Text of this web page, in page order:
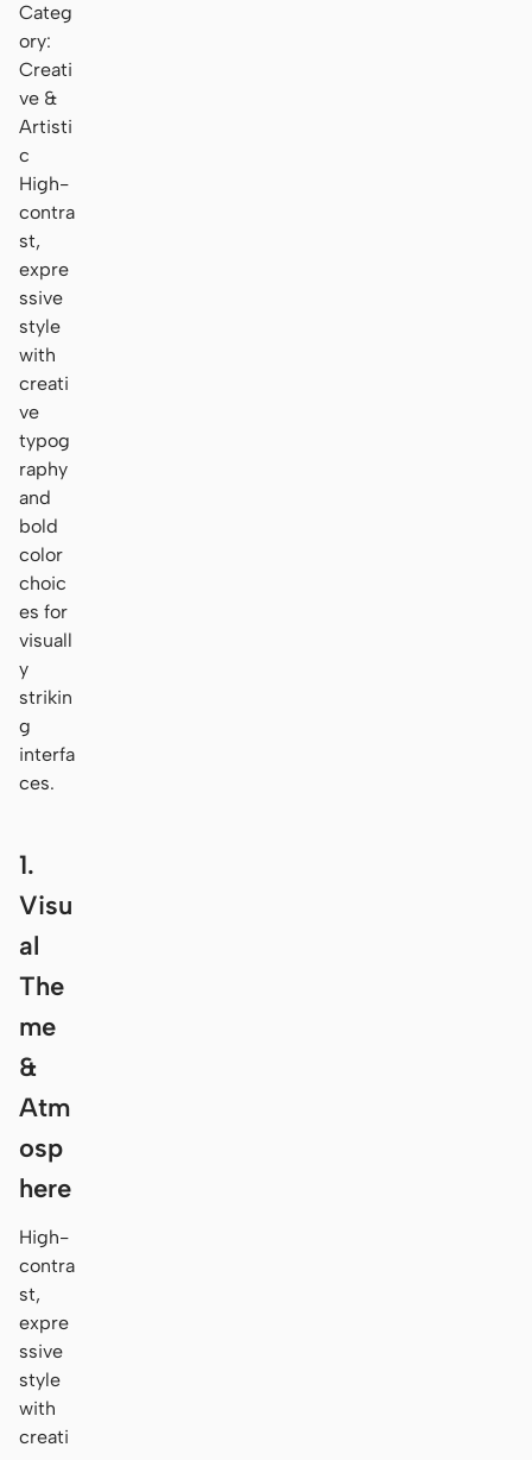
Categ
ory:
Creati
ve &
Artisti
c
High-
contra
st,
expre
ssive
style
with
creati
ve
typog
raphy
and
bold
color
choic
es for
visuall
y
strikin
g
interfa
ces.
1.
Visu
al
The
me
&
Atm
osp
here
High-
contra
st,
expre
ssive
style
with
creati